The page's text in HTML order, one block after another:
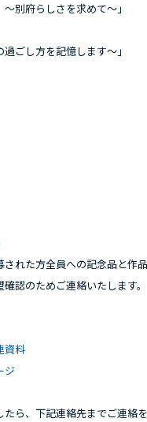
別府らしさを求めて～」
ごし方を記憶します～」
れた方全員への記念品と作
認のためご連絡いたします。
資料
ジ
ら、下記連絡先までご連絡を